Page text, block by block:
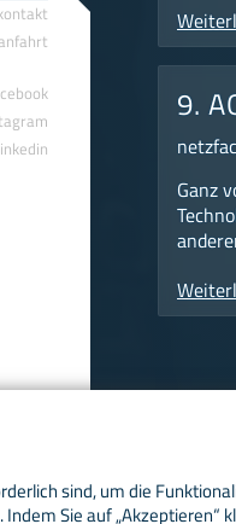
9.
Ganz
sind, um die
Sie auf „Akzeptieren“